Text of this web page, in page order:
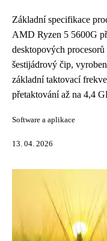
Základní specifikace
AMD Ryzen 5 5600G
desktopových
šestijádrový čip,
základní taktovací
přetaktování až na 4,4
Software a aplikace
13. 04. 2026